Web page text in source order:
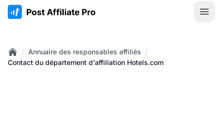
:site.title
Home
/ Annuaire des responsables affiliés /
Contact du département d'affiliation Hotels.com